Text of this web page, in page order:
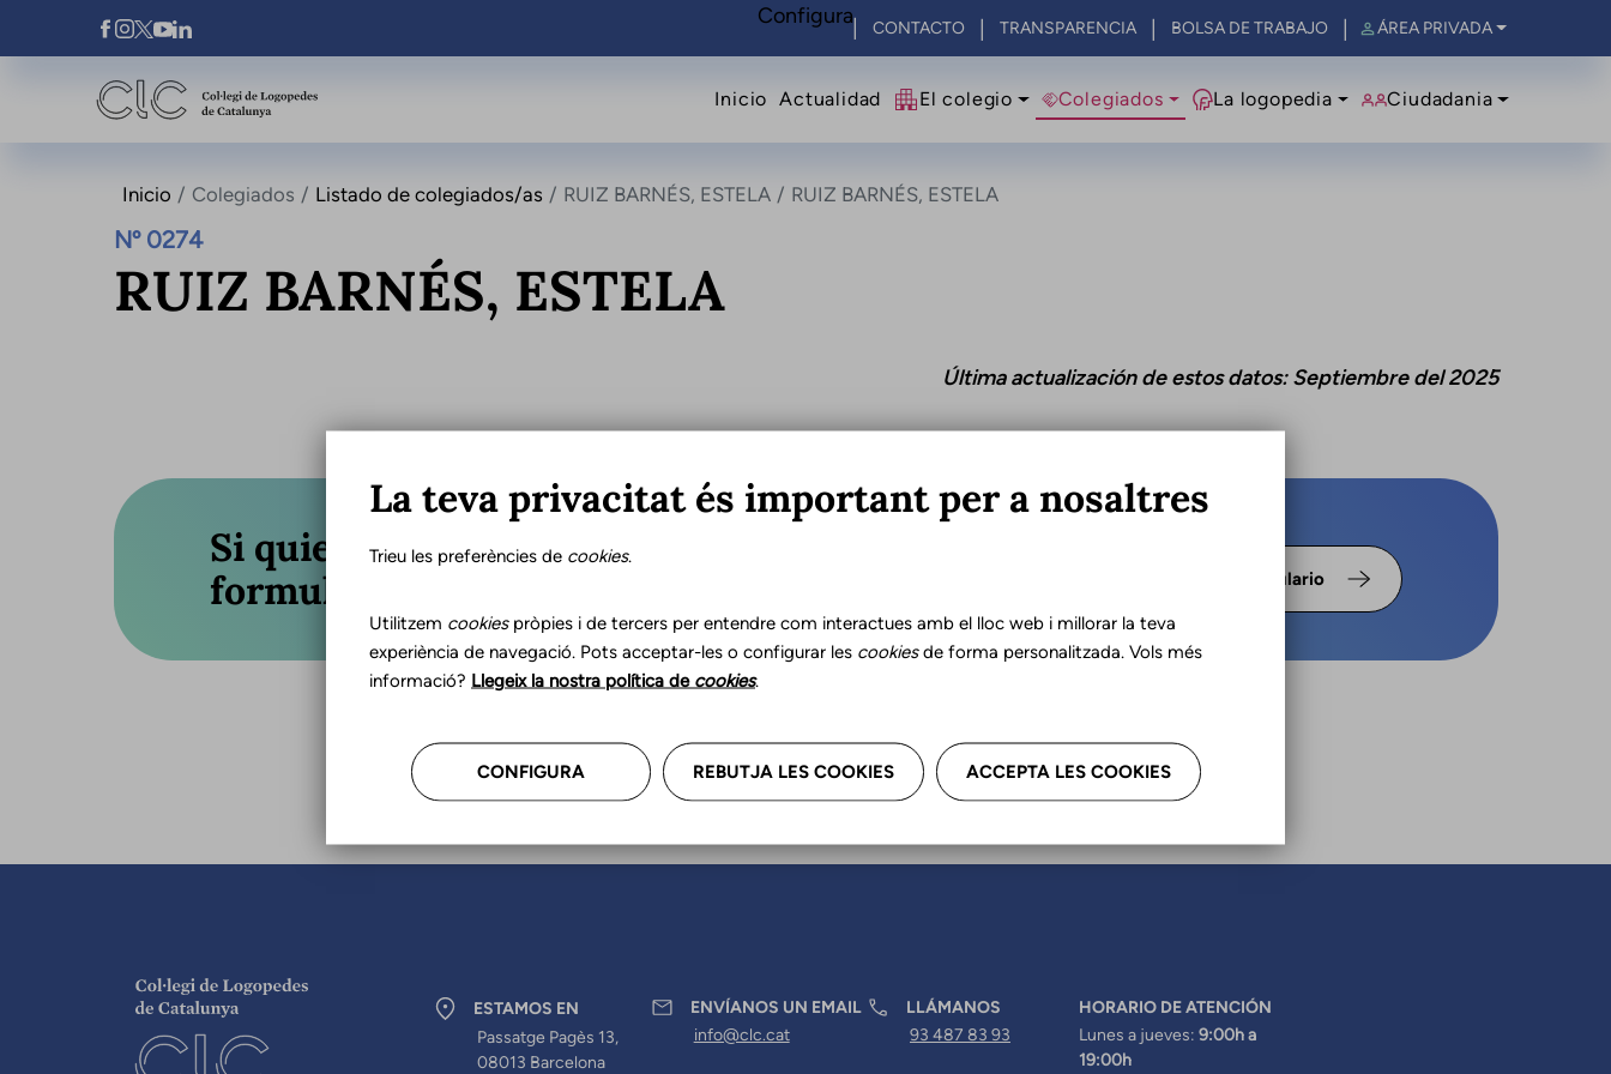
Pasar al contenido principal
Xarxes Socials CONTACTO TRANSPARENCIA BOLSA DE TRABAJO ÁREA PRIVADA
Navegació principal
Inicio Actualidad El colegio Colegiados La logopedia Ciudadania
Inicio Colegiados Listado de colegiados/as RUIZ BARNÉS, ESTELA RUIZ BARNÉS, ESTELA
Nº 0274
RUIZ BARNÉS, ESTELA
Última actualización de estos datos: Septiembre del 2025
Si quieres actualizar tus datos profesionales, rellena el
formulario o llámanos.
Formulario
ESTAMOS EN
Passatge Pagès 13,
08013 Barcelona
ENVÍANOS UN EMAIL
info@clc.cat
LLÁMANOS
93 487 83 93
HORARIO DE ATENCIÓN
Lunes a jueves: 9:00h a
19:00h
Configura
La teva privacitat és important per a nosaltres
Trieu les preferències de cookies.
Utilitzem cookiespròpies i de tercers per entendre com interactues amb el lloc web i millorar la teva
experiència de navegació. Pots acceptar-les o configurar les cookiesde forma personalitzada. Vols més
informació? Llegeix la nostra política de cookies.
CONFIGURA REBUTJA LES COOKIES ACCEPTA LES COOKIES